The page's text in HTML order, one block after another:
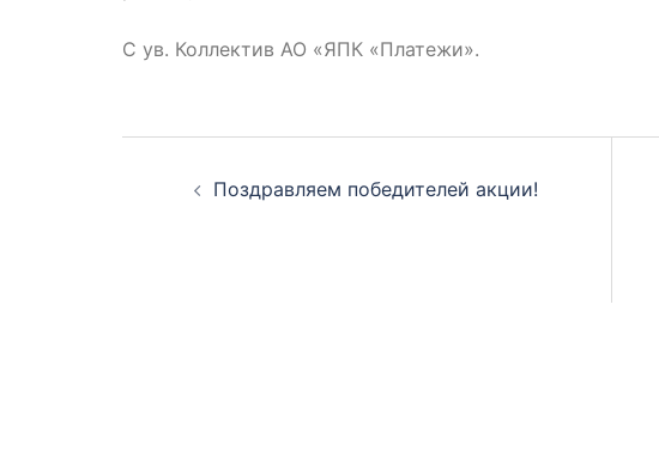
С ув. Коллектив АО «ЯПК «Платежи».
Поздравляем победителей акции!